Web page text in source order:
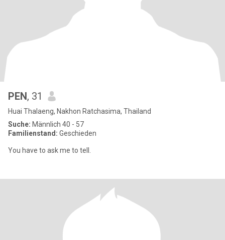
PEN, 31
Huai Thalaeng, Nakhon Ratchasima, Thailand
Suche: Männlich 40 - 57
Familienstand: Geschieden
You have to ask me to tell.